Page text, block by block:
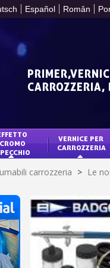
Español Român
CROMO
VERNICE PER
CARROZZERIA
carrozzeria > Le